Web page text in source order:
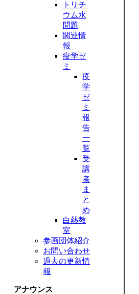
トリチ
ウム水
問題
関連情
報
疫学ゼ
ミ
疫
学
ゼ
ミ
報
告
一
覧
受
講
者
ま
と
め
白熱教
室
参画団体紹介
お問い合わせ
過去の更新情
報
アナウンス